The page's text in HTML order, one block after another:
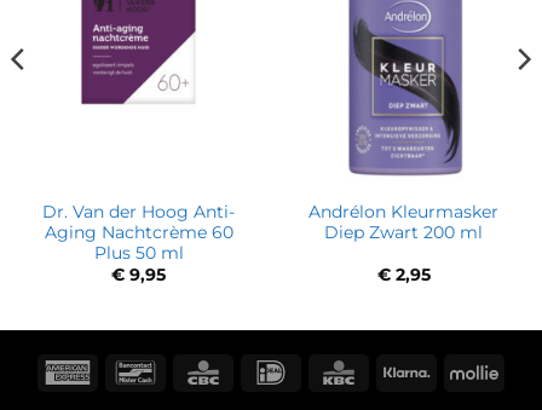
Dr. Van der Hoog Anti-
Aging Nachtcrème 60
Plus 50 ml
€ 9,95
Andrélon Kleurmasker
Diep Zwart 200 ml
€2,95
American BancontactCBC IDeal KBC Klarna